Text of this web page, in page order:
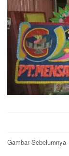
Post
Gambar Sebelumnya